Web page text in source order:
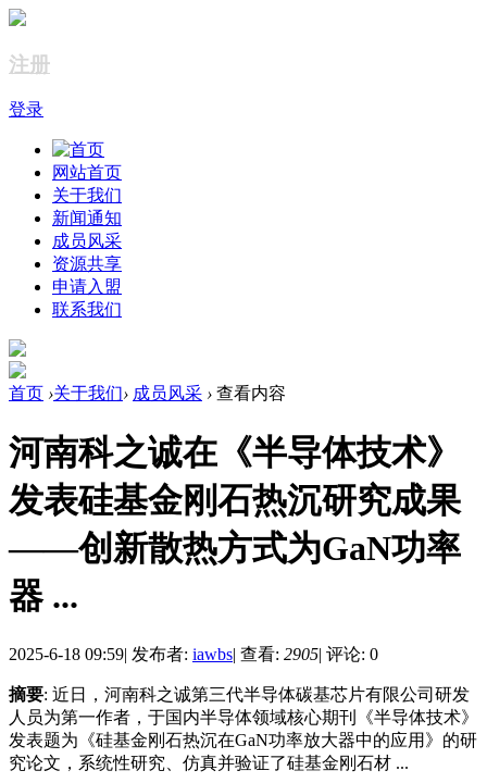
注册
登录
网站首页
关于我们
新闻通知
成员风采
资源共享
申请入盟
联系我们
首页 ›关于我们› 成员风采 › 查看内容
河南科之诚在《半导体技术》
发表硅基金刚石热沉研究成果
——创新散热方式为GaN功率
器 ...
2025-6-18 09:59| 发布者: iawbs| 查看: 2905| 评论: 0
摘要: 近日，河南科之诚第三代半导体碳基芯片有限公司研发
人员为第一作者，于国内半导体领域核心期刊《半导体技术》
发表题为《硅基金刚石热沉在GaN功率放大器中的应用》的研
究论文，系统性研究、仿真并验证了硅基金刚石材 ...